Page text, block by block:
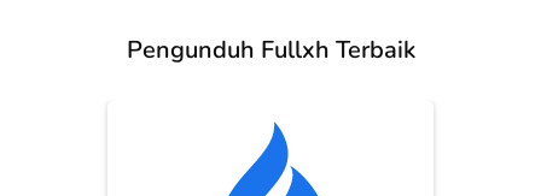
Pengunduh Fullxh Terbaik